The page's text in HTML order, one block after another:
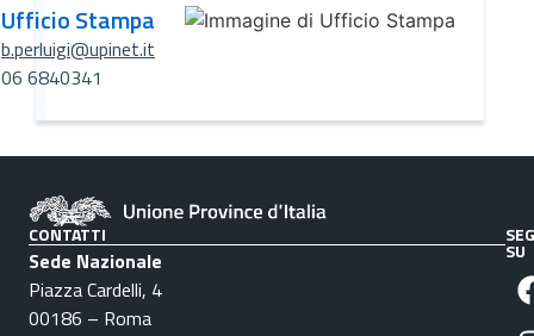
Ufficio Stampa
b.perluigi@upinet.it
06 6840341
CONTATTI
Sede Nazionale
Piazza Cardelli, 4
00186 – Roma
SU